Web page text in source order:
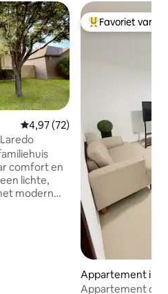
Gemiddelde beoordeling van
4,97 (72)
comfort en
lichte,
modern
Topfavoriet van
Favoriet van
Appartement in
Appartement op